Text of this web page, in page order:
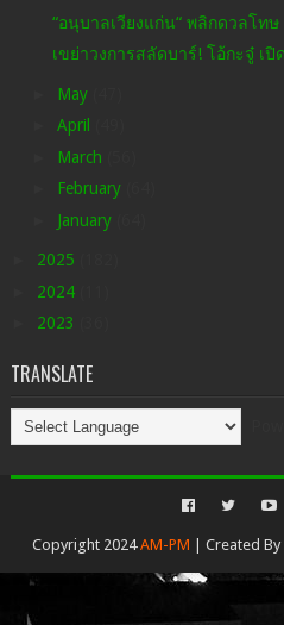
“อนุบาลเวียงแก่น“ พลิกดวลโท
เขย่าวงการสลัดบาร์! โอ้กะจู๋ เปิ
May
April
March
February
January
2025
2024
2023
TRANSLATE
Copyright 2024AM-PM | Created By
Gooyaabi